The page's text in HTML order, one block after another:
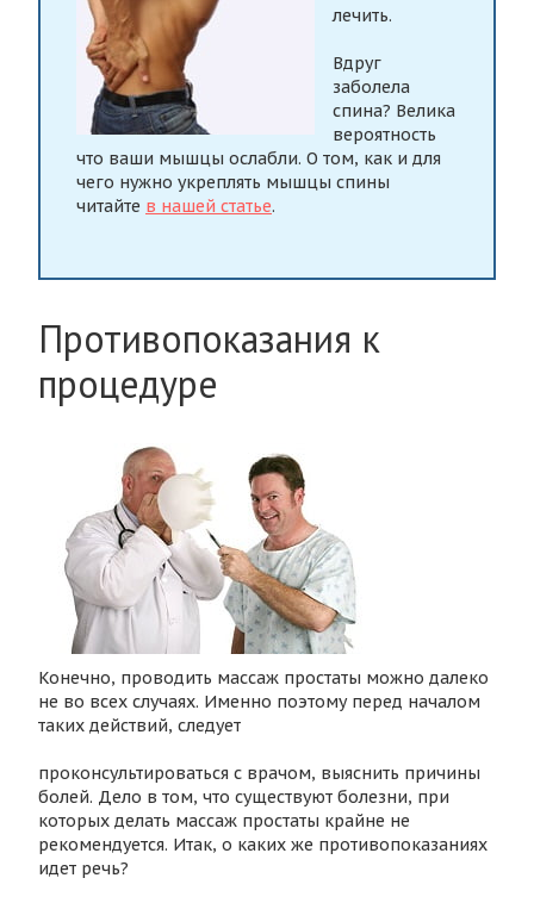
лечить.
Вдруг
заболела
спина? Велика
вероятность
что ваши мышцы ослабли. О том, как и для
чего нужно укреплять мышцы спины
читайте в нашей статье.
Противопоказания к
процедуре
Конечно, проводить массаж простаты можно далеко
не во всех случаях. Именно поэтому перед началом
таких действий, следует
проконсультироваться с врачом, выяснить причины
болей. Дело в том, что существуют болезни, при
которых делать массаж простаты крайне не
рекомендуется. Итак, о каких же противопоказаниях
идет речь?